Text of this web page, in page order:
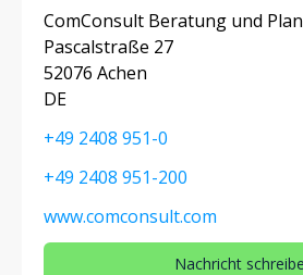
ComConsult Beratung und
Pascalstraße 27
52076 Achen
DE
+49 2408 951-0
+49 2408 951-200
www.comconsult.com
Nachricht